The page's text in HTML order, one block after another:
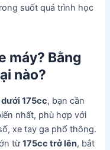
suốt quá trình học
máy? Bằng
nào?
175cc, bạn cần
nhất, phù hợp với
xe tay ga phổ thông.
từ175cc trở lên, bắt